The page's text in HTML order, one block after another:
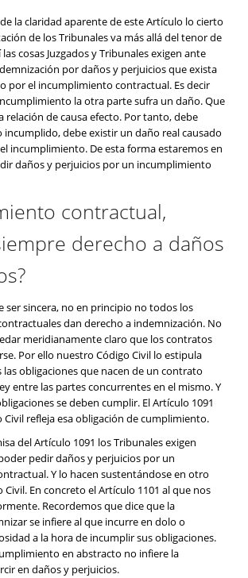
la claridad aparente de este Artículo lo cierto
de los Tribunales va más allá del tenor de
cosas Juzgados y Tribunales exigen ante
por daños y perjuicios que exista
por el incumplimiento contractual. Es decir
la otra parte sufra un daño. Que
relación de causa efecto. Por tanto, debe
debe existir un daño real causado
incumplimiento. De esta forma estaremos en
daños y perjuicios por un incumplimiento
contractual,
derecho a daños
ser sincera, no en principio no todos los
dan derecho a indemnización. No
meridianamente claro que los contratos
Por ello nuestro Código Civil lo estipula
las obligaciones que nacen de un contrato
entre las partes concurrentes en el mismo. Y
se deben cumplir. El Artículo 1091
refleja esa obligación de cumplimiento.
del Artículo 1091 los Tribunales exigen
pedir daños y perjuicios por un
Y lo hacen sustentándose en otro
En concreto el Artículo 1101 al que nos
Recordemos que dice que la
se infiere al que incurre en dolo o
a la hora de incumplir sus obligaciones.
en abstracto no infiere la
en daños y perjuicios.